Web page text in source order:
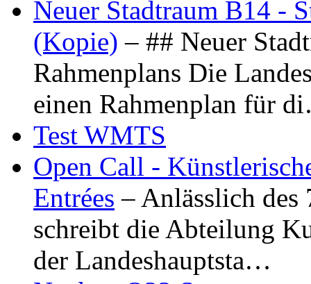
Neuer Stadtraum B14 -
(Kopie) – ## Neuer
Rahmenplans Die
einen Rahmenplan für
Test WMTS
Open Call -
Entrées – Anlässlich
schreibt die Abteilung
der Landeshauptsta…